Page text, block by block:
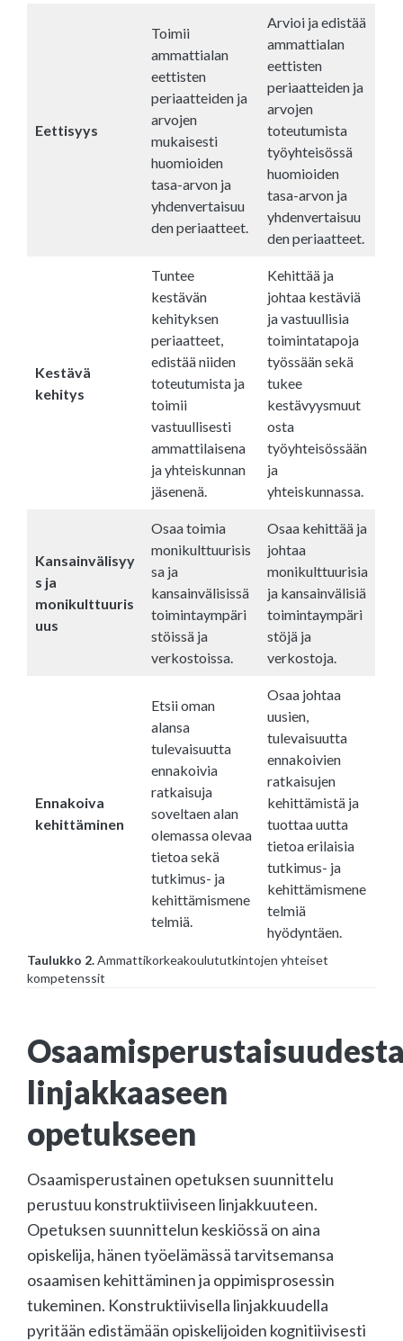
Eettisyys
Toimii
ammattialan
eettisten
periaatteiden ja
arvojen
mukaisesti
huomioiden
tasa-arvon ja
yhdenvertaisuu
den periaatteet.
Arvioi ja edistää
ammattialan
eettisten
periaatteiden ja
arvojen
toteutumista
työyhteisössä
huomioiden
tasa-arvon ja
yhdenvertaisuu
den periaatteet.
Kestävä
kehitys
Tuntee
kestävän
kehityksen
periaatteet,
edistää niiden
toteutumista ja
toimii
vastuullisesti
ammattilaisena
ja yhteiskunnan
jäsenenä.
Kehittää ja
johtaa kestäviä
ja vastuullisia
toimintatapoja
työssään sekä
tukee
kestävyysmuut
osta
työyhteisössään
ja
yhteiskunnassa.
Kansainvälisyy
s ja
monikulttuuris
uus
Osaa toimia
monikulttuurisis
sa ja
kansainvälisissä
toimintaympäri
stöissä ja
verkostoissa.
Osaa kehittää ja
johtaa
monikulttuurisia
ja kansainvälisiä
toimintaympäri
stöjä ja
verkostoja.
Ennakoiva
kehittäminen
Etsii oman
alansa
tulevaisuutta
ennakoivia
ratkaisuja
soveltaen alan
olemassa olevaa
tietoa sekä
tutkimus- ja
kehittämismene
telmiä.
Osaa johtaa
uusien,
tulevaisuutta
ennakoivien
ratkaisujen
kehittämistä ja
tuottaa uutta
tietoa erilaisia
tutkimus- ja
kehittämismene
telmiä
hyödyntäen.
Taulukko 2.Ammattikorkeakoulututkintojen yhteiset
kompetenssit
linjakkaaseen
opetukseen
Osaamisperustainen opetuksen suunnittelu
perustuu konstruktiiviseen linjakkuuteen.
Opetuksen suunnittelun keskiössä on aina
opiskelija, hänen työelämässä tarvitsemansa
osaamisen kehittäminen ja oppimisprosessin
tukeminen. Konstruktiivisella linjakkuudella
pyritään edistämään opiskelijoiden kognitiivisesti